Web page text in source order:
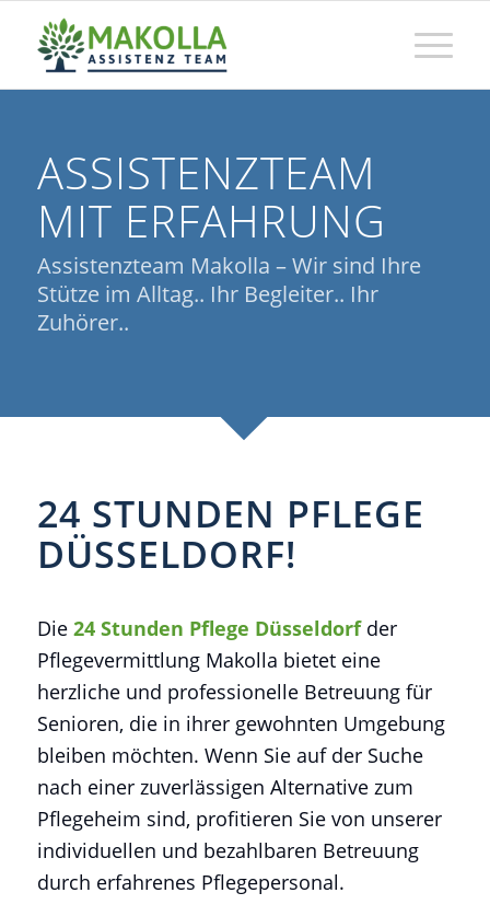
ASSISTENZTEAM
MIT ERFAHRUNG
Assistenzteam Makolla – Wir sind Ihre
Stütze im Alltag.. Ihr Begleiter.. Ihr
Zuhörer..
24 STUNDEN PFLEGE
DÜSSELDORF!
Die 24 Stunden Pflege Düsseldorfder
Pflegevermittlung Makolla bietet eine
herzliche und professionelle Betreuung für
Senioren, die in ihrer gewohnten Umgebung
bleiben möchten. Wenn Sie auf der Suche
nach einer zuverlässigen Alternative zum
Pflegeheim sind, profitieren Sie von unserer
individuellen und bezahlbaren Betreuung
durch erfahrenes Pflegepersonal.